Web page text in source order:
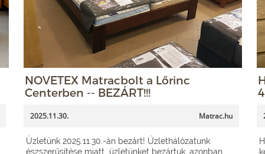
NOVETEX Matracbolt a Lőrinc
Centerben -- BEZÁRT!!!
2025.11.30. Matrac.hu
Üzletünk 2025.11.30.-án bezárt! Üzlethálózatunk
észszerűsítése miatt üzletünket bezártuk, azonban